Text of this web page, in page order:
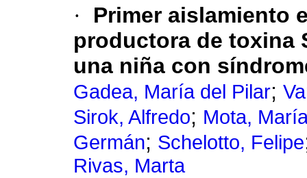
·
Primer aislamiento
productora de toxina
una niña con
Gadea, María del Pilar;
Sirok, Alfredo; Mota,
Germán; Schelotto, Felipe
Rivas, Marta